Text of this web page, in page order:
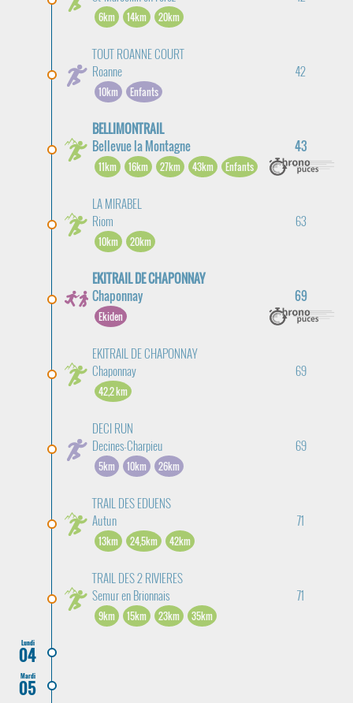
6km 14km 20km
TOUT ROANNE COURT
Roanne
42
10km Enfants
BELLIMONTRAIL
Bellevue la Montagne
43
11km 16km 27km 43km Enfants
LA MIRABEL
Riom
63
10km 20km
EKITRAIL DE CHAPONNAY
Chaponnay
69
Ekiden
EKITRAIL DE CHAPONNAY
Chaponnay
69
42,2 km
DECI RUN
Decines-Charpieu
69
5km 10km 26km
TRAIL DES EDUENS
Autun
71
13km 24,5km 42km
TRAIL DES 2 RIVIERES
Semur en Brionnais
71
9km 15km 23km 35km
Lundi
04
Mardi
05